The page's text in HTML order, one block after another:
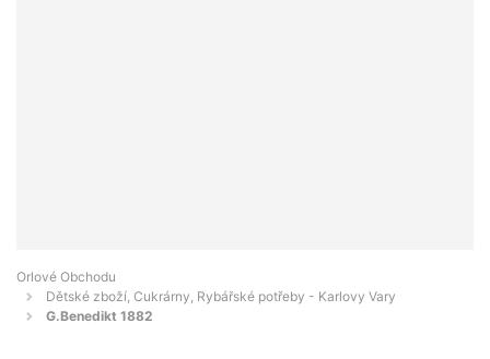
Orlové Obchodu
Dětské zboží, Cukrárny, Rybářské potřeby - Karlovy Vary
G.Benedikt 1882